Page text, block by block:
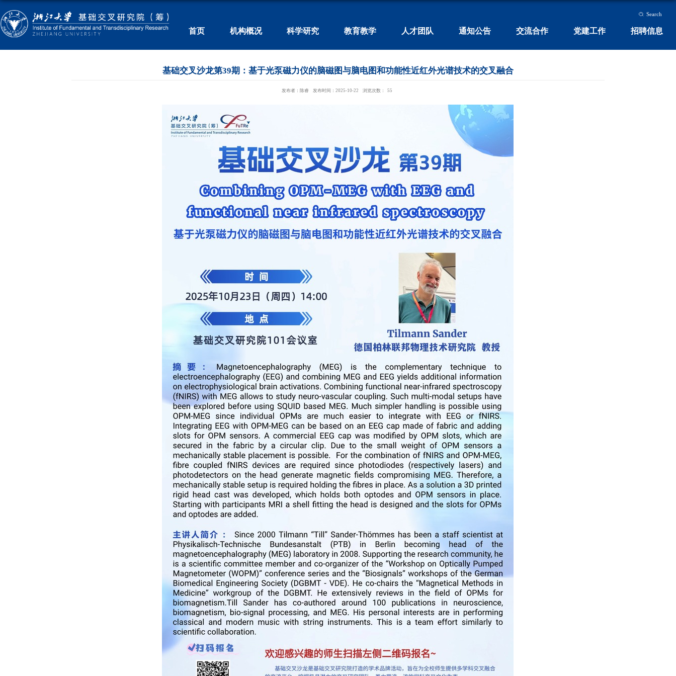
Search
首页 机构概况 科学研究 教育教学 人才团队 通知公告 交流合作 党建工作 招聘信息
基础交叉沙龙第39期：基于光泵磁力仪的脑磁图与脑电图和功能性近红外光谱技术的交叉融合
发布者：陈睿 发布时间：2025-10-22 浏览次数： 55